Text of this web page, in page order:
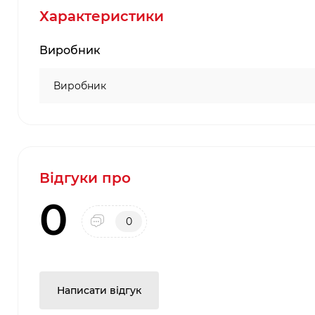
Характеристики
Виробник
Виробник
Відгуки про
0 0
Написати відгук